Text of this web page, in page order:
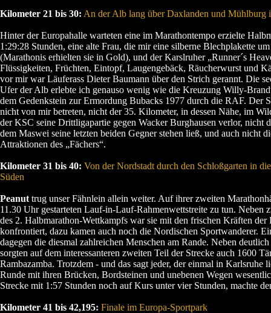
Kilometer 21 bis 30: An der Alb lang über Daxlanden und Mühlburg
Hinter der Europahalle warteten eine im Marathontempo erzielte
1:29:28 Stunden, eine alte Frau, die mir eine silberne Blechplakette
(Marathonis erhielten sie in Gold), und der Karslruher „Runner´s
Flüssigkeiten, Früchten, Eintopf, Laugengebäck, Räucherwurst und
vor mir war Läuferass Dieter Baumann über den Strich gerannt. Die
Ufer der Alb erlebte ich genauso wenig wie die Kreuzung Willy-
dem Gedenkstein zur Ermordung Bubacks 1977 durch die RAF. Der
nicht von mir betreten, nicht der 35. Kilometer, in dessen Nähe, im
der KSC seine Drittligapartie gegen Wacker Burghausen verlor, nicht
dem Maswei seine letzten beiden Gegner stehen ließ, und auch nicht
Attraktionen des „Fächers“.
Kilometer 31 bis 40: Von der Nordstadt durch den Schloßgarten in
Süden
Peanut trug unser Fähnlein allein weiter. Auf ihrer zweiten
11.30 Uhr gestarteten Lauf-in-Lauf-Rahmenwettstreite zu tun. Neben
des 2. Halbmarathon-Wettkampfs war sie mit den frischen Kräften der
konfrontiert, dazu kamen auch noch die Nordischen Sportwanderer.
dagegen die diesmal zahlreichen Menschen am Rande. Neben
sorgten auf dem interessanteren zweiten Teil der Strecke auch 1600
Rambazamba. Trotzdem - und das sagt jeder, der einmal in Karlsruhe
Runde mit ihren Brücken, Bordsteinen und unebenen Wegen
Strecke mit 1:57 Stunden noch auf Kurs unter vier Stunden, machte
Kilometer 41 bis 42,195: Finale im Europa-Sportpark